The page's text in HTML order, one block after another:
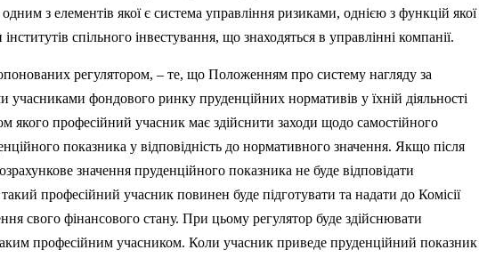
одним з елементів якої є система управління ризиками, однією з функцій якої
спільного інвестування, що знаходяться в управлінні компанії.
регулятором, – те, що Положенням про систему нагляду за
фондового ринку пруденційних нормативів у їхній діяльності
якого професійний учасник має здійснити заходи щодо самостійного
показника у відповідність до нормативного значення. Якщо після
значення пруденційного показника не буде відповідати
професійний учасник повинен буде підготувати та надати до Комісії
свого фінансового стану. При цьому регулятор буде здійснювати
професійним учасником. Коли учасник приведе пруденційний показник